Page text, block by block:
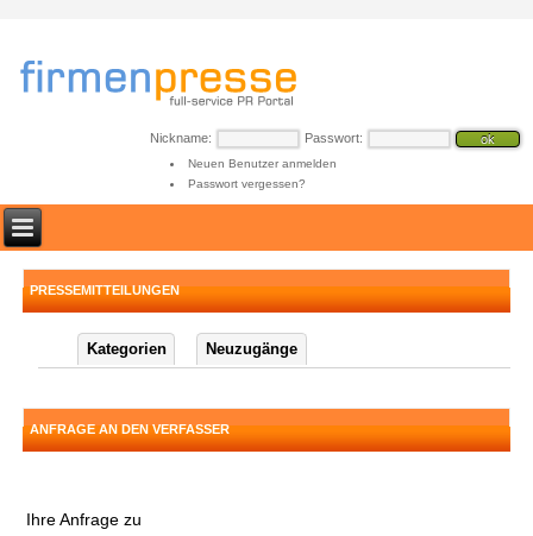
Nickname: Passwort:
Neuen Benutzer anmelden
Passwort vergessen?
PRESSEMITTEILUNGEN
Kategorien Neuzugänge
ANFRAGE AN DEN VERFASSER
Ihre Anfrage zu